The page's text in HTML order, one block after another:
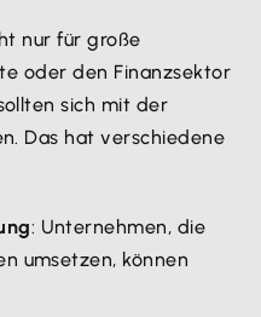
nur für große
oder den Finanzsektor
sich mit der
Das hat verschiedene
: Unternehmen, die
umsetzen, können